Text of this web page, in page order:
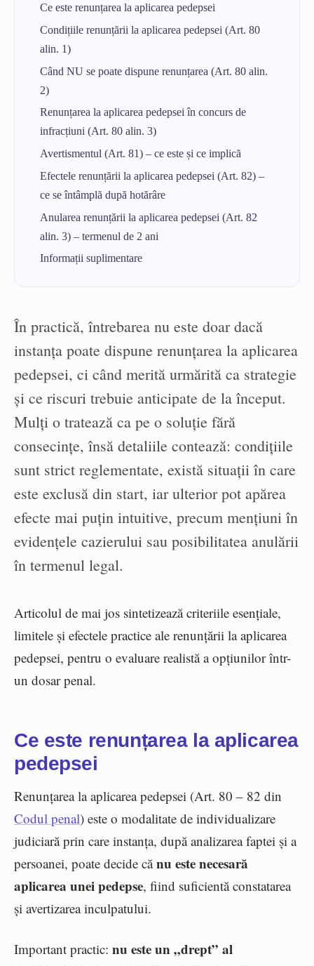
Ce este renunțarea la aplicarea pedepsei
Condițiile renunțării la aplicarea pedepsei (Art. 80
alin. 1)
Când NU se poate dispune renunțarea (Art. 80 alin.
2)
Renunțarea la aplicarea pedepsei în concurs de
infracțiuni (Art. 80 alin. 3)
Avertismentul (Art. 81) – ce este și ce implică
Efectele renunțării la aplicarea pedepsei (Art. 82) –
ce se întâmplă după hotărâre
Anularea renunțării la aplicarea pedepsei (Art. 82
alin. 3) – termenul de 2 ani
Informații suplimentare
În practică, întrebarea nu este doar dacă
instanța poate dispune renunțarea la aplicarea
pedepsei, ci când merită urmărită ca strategie
și ce riscuri trebuie anticipate de la început.
Mulți o tratează ca pe o soluție fără
consecințe, însă detaliile contează: condițiile
sunt strict reglementate, există situații în care
este exclusă din start, iar ulterior pot apărea
efecte mai puțin intuitive, precum mențiuni în
evidențele cazierului sau posibilitatea anulării
în termenul legal.
Articolul de mai jos sintetizează criteriile esențiale,
limitele și efectele practice ale renunțării la aplicarea
pedepsei, pentru o evaluare realistă a opțiunilor într-
un dosar penal.
Ce este renunțarea la aplicarea
pedepsei
Renunțarea la aplicarea pedepsei (Art. 80 – 82 din
Codul penal) este o modalitate de individualizare
judiciară prin care instanța, după analizarea faptei și a
persoanei, poate decide cănu este necesară
aplicarea unei pedepse, fiind suficientă constatarea
și avertizarea inculpatului.
Important practic: nu este un „drept” al